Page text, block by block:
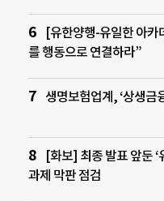
[유한양행-유일한 아카
를 행동으로 연결하라”
생명보험업계, ‘상생금
[화보] 최종 발표 앞둔
과제 막판 점검